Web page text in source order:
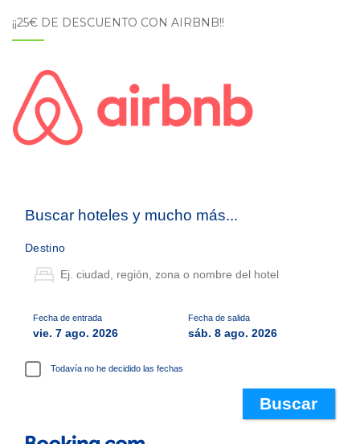
¡¡25€ DE DESCUENTO CON AIRBNB!!
Buscar hoteles y mucho más...
Destino
Fecha de entrada
vie. 7 ago. 2026
Fecha de salida
sáb. 8 ago. 2026
Todavía no he decidido las fechas